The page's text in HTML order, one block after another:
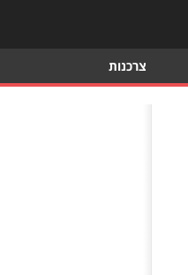
צרכנות